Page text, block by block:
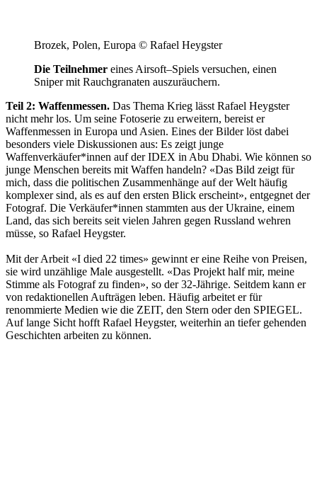
Brozek, Polen, Europa © Rafael Heygster
Die Teilnehmer eines Airsoft–Spiels versuchen, einen
Sniper mit Rauchgranaten auszuräuchern.
Teil 2: Waffenmessen. Das Thema Krieg lässt Rafael Heygster
nicht mehr los. Um seine Fotoserie zu erweitern, bereist er
Waffenmessen in Europa und Asien. Eines der Bilder löst dabei
besonders viele Diskussionen aus: Es zeigt junge
Waffenverkäufer*innen auf der IDEX in Abu Dhabi. Wie können so
junge Menschen bereits mit Waffen handeln? «Das Bild zeigt für
mich, dass die politischen Zusammenhänge auf der Welt häufig
komplexer sind, als es auf den ersten Blick erscheint», entgegnet der
Fotograf. Die Verkäufer*innen stammten aus der Ukraine, einem
Land, das sich bereits seit vielen Jahren gegen Russland wehren
müsse, so Rafael Heygster.
Mit der Arbeit «I died 22 times» gewinnt er eine Reihe von Preisen,
sie wird unzählige Male ausgestellt. «Das Projekt half mir, meine
Stimme als Fotograf zu finden», so der 32-Jährige. Seitdem kann er
von redaktionellen Aufträgen leben. Häufig arbeitet er für
renommierte Medien wie die ZEIT, den Stern oder den SPIEGEL.
Auf lange Sicht hofft Rafael Heygster, weiterhin an tiefer gehenden
Geschichten arbeiten zu können.